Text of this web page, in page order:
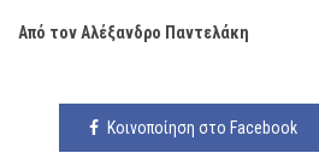
Aπό τον Αλέξανδρο Παντελάκη
Κοινοποίηση στο Facebook